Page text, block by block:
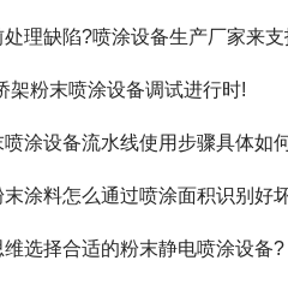
理缺陷?喷涂设备生产厂家来支
架粉末喷涂设备调试进行时!
涂设备流水线使用步骤具体如
涂料怎么通过喷涂面积识别好
选择合适的粉末静电喷涂设备?